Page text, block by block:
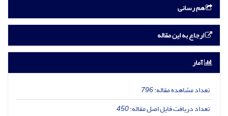
هم رسانی
ارجاع به این مقاله
آمار
تعداد مشاهده مقاله:796
تعداد دریافت فایل اصل مقاله:450